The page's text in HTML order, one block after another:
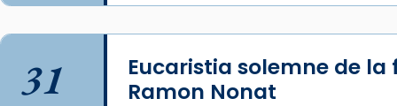
La Carmina va patir depressió.
Fa gairebé dos mesos, a l'Estadi
Lluís Companys, la jove va fer
31
Eucaristia solemne de la
Ramon Nonat